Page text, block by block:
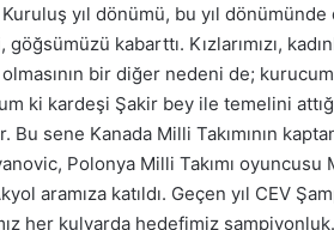
yıl dönümü, bu yıl dönümünde
kabarttı. Kızlarımızı,
bir diğer nedeni de;
ki kardeşi Şakir bey ile temelini
sene Kanada Milli Takımının
Polonya Milli Takımı
aramıza katıldı. Geçen yıl CEV
her kulvarda hedefimiz